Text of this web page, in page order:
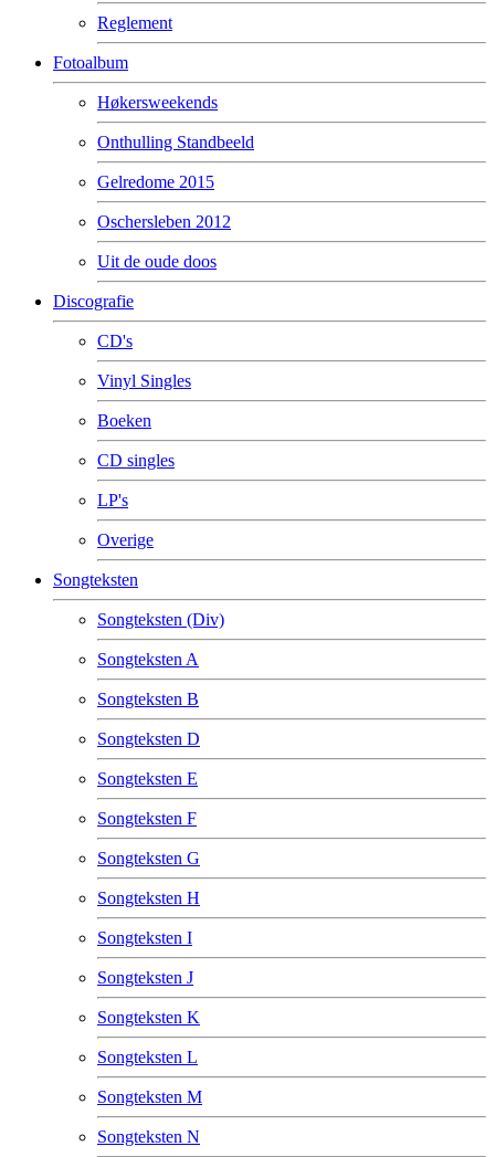
Reglement
Fotoalbum
Høkersweekends
Onthulling Standbeeld
Gelredome 2015
Oschersleben 2012
Uit de oude doos
Discografie
CD's
Vinyl Singles
Boeken
CD singles
LP's
Overige
Songteksten
Songteksten (Div)
Songteksten A
Songteksten B
Songteksten D
Songteksten E
Songteksten F
Songteksten G
Songteksten H
Songteksten I
Songteksten J
Songteksten K
Songteksten L
Songteksten M
Songteksten N